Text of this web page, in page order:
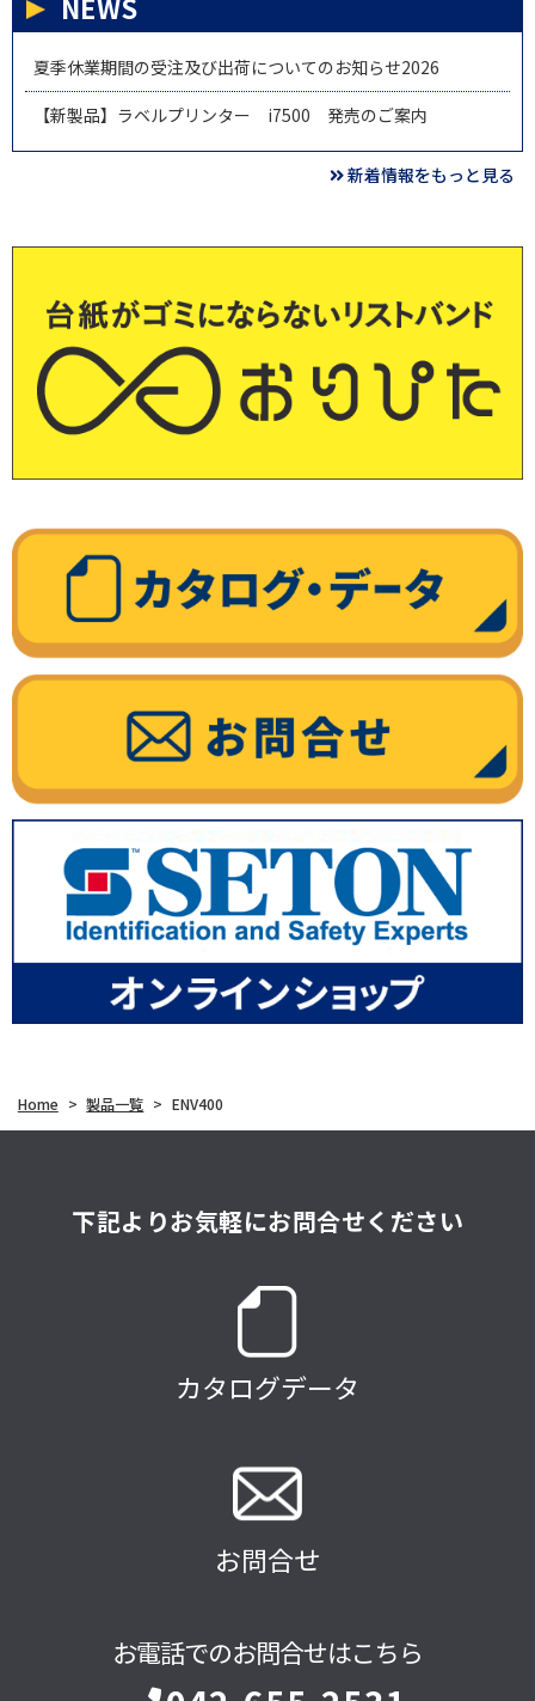
夏季休業期間の受注及び出荷についてのお知らせ2026
【新製品】ラベルプリンター i7500 発売のご案内
新着情報をもっと見る
Home > 製品一覧 > ENV400
下記よりお気軽にお問合せください
カタログデータ
お問合せ
お電話でのお問合せはこちら